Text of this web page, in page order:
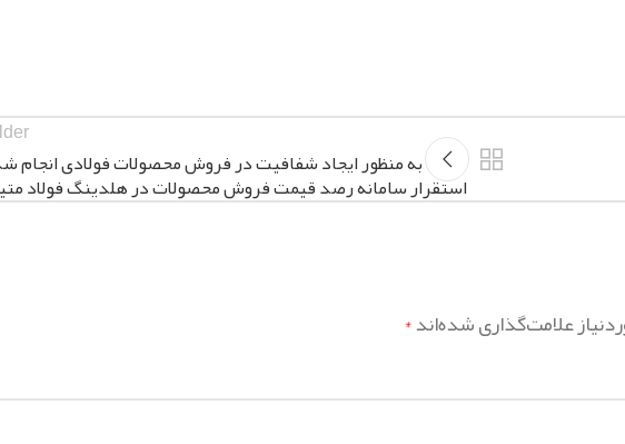
به منظور ایجاد شفافیت در فروش محصولات فولادی انجام
استقرار سامانه رصد قیمت فروش محصولات در هلدینگ فولاد
علامت‌گذاری شده‌اند*